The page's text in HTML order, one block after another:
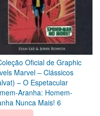
Oficial de Graphic
Marvel – Clássicos
– O Espetacular
Aranha: Homem-
Nunca Mais! 6